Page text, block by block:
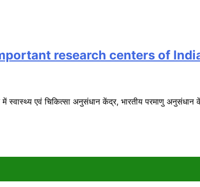
research centers of India
एवं चिकित्सा अनुसंधान केंद्र, भारतीय परमाणु अनुसंधान